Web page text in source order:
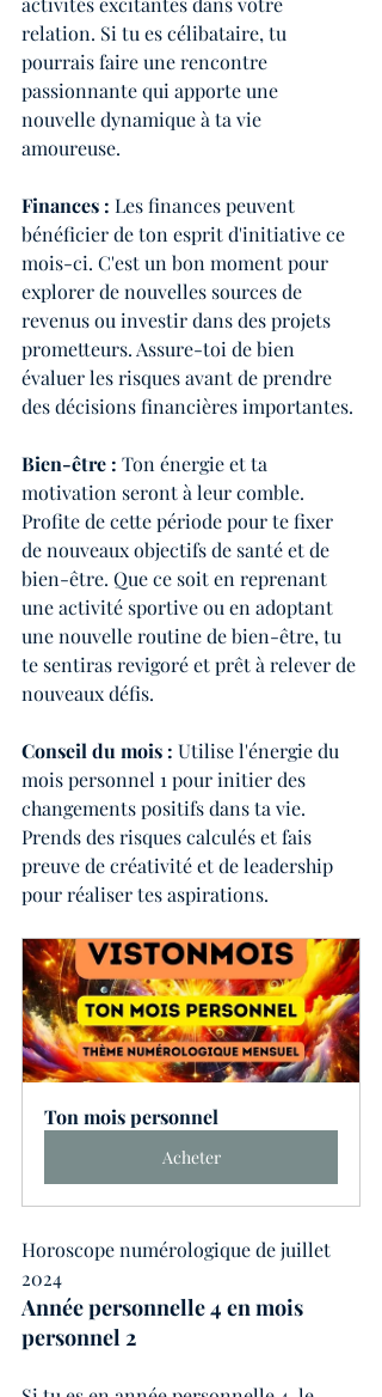
relation. Si tu es célibataire, tu
pourrais faire une rencontre
passionnante qui apporte une
nouvelle dynamique à ta vie
amoureuse.
Finances : Les finances peuvent
bénéficier de ton esprit d'initiative ce
mois-ci. C'est un bon moment pour
explorer de nouvelles sources de
revenus ou investir dans des projets
prometteurs. Assure-toi de bien
évaluer les risques avant de prendre
des décisions financières importantes.
Bien-être : Ton énergie et ta
motivation seront à leur comble.
Profite de cette période pour te fixer
de nouveaux objectifs de santé et de
bien-être. Que ce soit en reprenant
une activité sportive ou en adoptant
une nouvelle routine de bien-être, tu
te sentiras revigoré et prêt à relever de
nouveaux défis.
Conseil du mois : Utilise l'énergie du
mois personnel 1 pour initier des
changements positifs dans ta vie.
Prends des risques calculés et fais
preuve de créativité et de leadership
pour réaliser tes aspirations.
Ton mois personnel
Acheter
Horoscope numérologique de juillet
2024
Année personnelle 4 en mois
personnel 2